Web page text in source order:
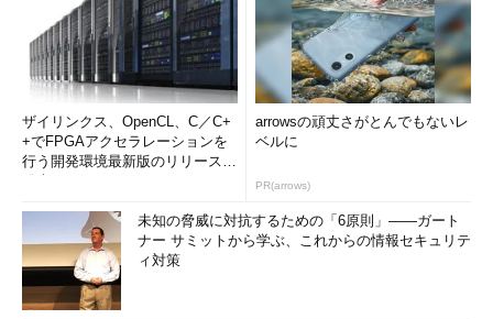
ザイリンクス、OpenCL、C／C+
+でFPGAアクセラレーションを
行う開発環境最新版のリリースを
arrowsの頑丈さがとんでもないレ
ベルに
PR(arrows)
未知の脅威に対抗するための「6原則」――ガート
ナー サミットから学ぶ、これからの情報セキュリテ
ィ対策